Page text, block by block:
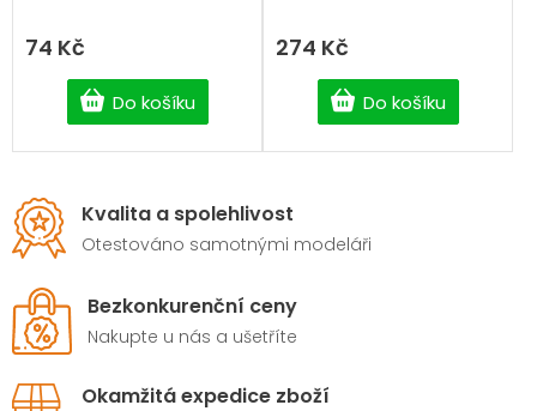
74 Kč
Do košíku
274 Kč
Do košíku
Kvalita a spolehlivost
Otestováno samotnými modeláři
Bezkonkurenční ceny
Nakupte u nás a ušetříte
Okamžitá expedice zboží